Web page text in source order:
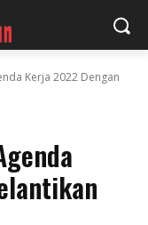
Kerja 2022 Dengan